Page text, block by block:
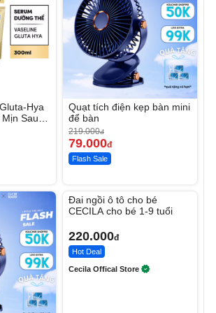
Hya
Sau 7
Quạt tích điện kẹp bàn mini
để bàn
219.000đ
79.000đ
Flash Sale
Đai ngồi ô tô cho bé
CECILA cho bé 1-9 tuổi
220.000đ
Hot Deal
Cecila Offical Store